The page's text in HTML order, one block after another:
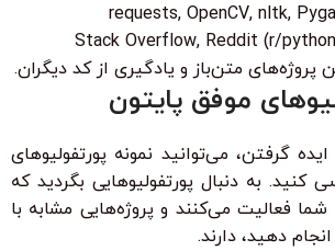
requests, OpenCV, nltk,
پروژه‌های متن‌باز و یادگیری از کد دیگران.
موفق پایتون
گرفتن، می‌توانید نمونه پورتفولیوهای
کنید. به دنبال پورتفولیوهایی بگردید که
شما فعالیت می‌کنند و پروژه‌هایی مشابه با
دهید، دارند.